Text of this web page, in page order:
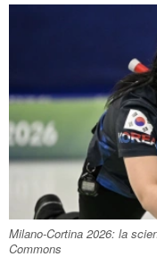
Milano-Cortina 2026: la
Commons